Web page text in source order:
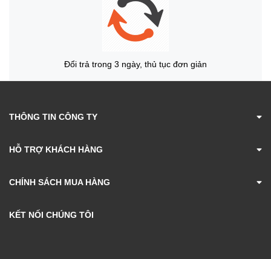
Đổi trả trong 3 ngày, thủ tục đơn giản
THÔNG TIN CÔNG TY
HỖ TRỢ KHÁCH HÀNG
CHÍNH SÁCH MUA HÀNG
KẾT NỐI CHÚNG TÔI